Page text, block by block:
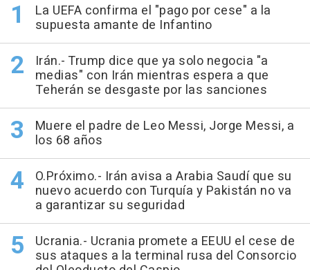
La UEFA confirma el "pago por cese" a la
supuesta amante de Infantino
Irán.- Trump dice que ya solo negocia "a
medias" con Irán mientras espera a que
Teherán se desgaste por las sanciones
Muere el padre de Leo Messi, Jorge Messi, a
los 68 años
O.Próximo.- Irán avisa a Arabia Saudí que su
nuevo acuerdo con Turquía y Pakistán no va
a garantizar su seguridad
Ucrania.- Ucrania promete a EEUU el cese de
sus ataques a la terminal rusa del Consorcio